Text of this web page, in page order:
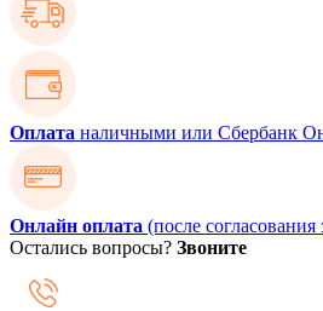
Оплата наличными или Сбербанк
Онлайн оплата (после
Остались вопросы? Звоните